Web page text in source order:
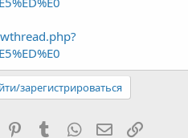
зарегистрироваться
PinterestTumblr WhatsApp Ссылка